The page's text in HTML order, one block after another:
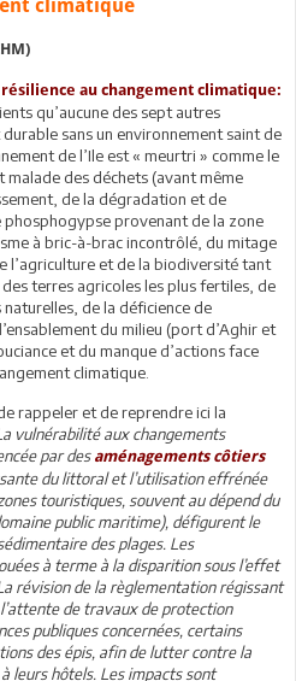
climatique
au changement climatique:
qu’aucune des sept autres
sans un environnement saint de
de l’Ile est « meurtri » comme le
des déchets (avant même
de la dégradation et de
provenant de la zone
à bric-à-brac incontrôlé, du mitage
l’agriculture et de la biodiversité tant
terres agricoles les plus fertiles, de
de la déficience de
du milieu (port d’Aghir et
et du manque d’actions face
climatique.
rappeler et de reprendre ici la
vulnérabilité aux changements
par des aménagements côtiers
du littoral et l’utilisation effrénée
touristiques, souvent au dépend du
public maritime), défigurent le
des plages. Les
à terme à la disparition sous l’effet
révision de la règlementation régissant
de travaux de protection
publiques concernées, certains
des épis, afin de lutter contre la
leurs hôtels. Les impacts sont